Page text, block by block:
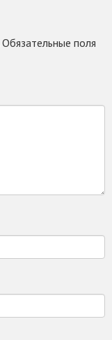
Обязательные поля